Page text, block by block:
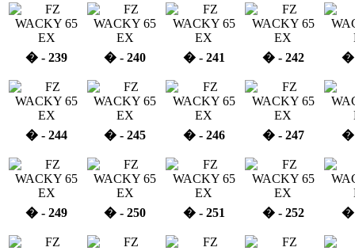
� - 239 � - 240 � - 241 � - 242 �
� - 244 � - 245 � - 246 � - 247 �
� - 249 � - 250 � - 251 � - 252 �